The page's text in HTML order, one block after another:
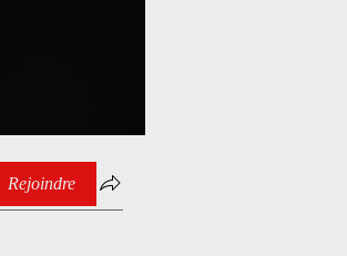
Rejoindre